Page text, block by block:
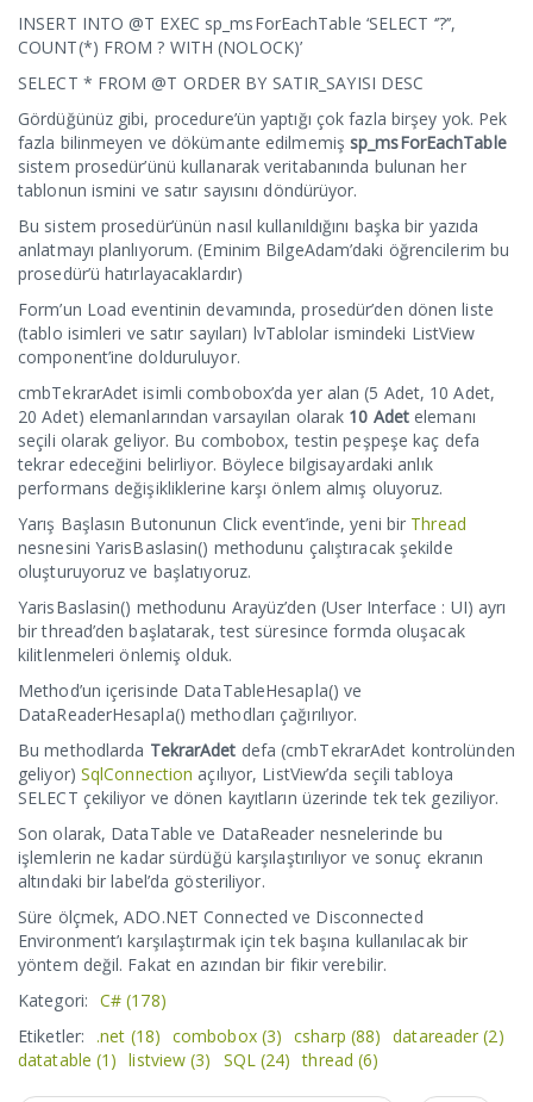
INSERT INTO @T EXEC sp_msForEachTable ‘SELECT ‘’?’’,
COUNT(*) FROM ? WITH (NOLOCK)’
SELECT * FROM @T ORDER BY SATIR_SAYISI DESC
Gördüğünüz gibi, procedure’ün yaptığı çok fazla birşey yok. Pek
fazla bilinmeyen ve dökümante edilmemişsp_msForEachTable
sistem prosedür’ünü kullanarak veritabanında bulunan her
tablonun ismini ve satır sayısını döndürüyor.
Bu sistem prosedür’ünün nasıl kullanıldığını başka bir yazıda
anlatmayı planlıyorum. (Eminim BilgeAdam’daki öğrencilerim bu
prosedür’ü hatırlayacaklardır)
Form’un Load eventinin devamında, prosedür’den dönen liste
(tablo isimleri ve satır sayıları) lvTablolar ismindeki ListView
component’ine dolduruluyor.
cmbTekrarAdet isimli combobox’da yer alan (5 Adet, 10 Adet,
20 Adet) elemanlarından varsayılan olarak 10 Adetelemanı
seçili olarak geliyor. Bu combobox, testin peşpeşe kaç defa
tekrar edeceğini belirliyor. Böylece bilgisayardaki anlık
performans değişikliklerine karşı önlem almış oluyoruz.
Yarış Başlasın Butonunun Click event’inde, yeni bir Thread
nesnesini YarisBaslasin() methodunu çalıştıracak şekilde
oluşturuyoruz ve başlatıyoruz.
YarisBaslasin() methodunu Arayüz’den (User Interface : UI) ayrı
bir thread’den başlatarak, test süresince formda oluşacak
kilitlenmeleri önlemiş olduk.
Method’un içerisinde DataTableHesapla() ve
DataReaderHesapla() methodları çağırılıyor.
Bu methodlarda TekrarAdet defa (cmbTekrarAdet kontrolünden
geliyor) SqlConnection açılıyor, ListView’da seçili tabloya
SELECT çekiliyor ve dönen kayıtların üzerinde tek tek geziliyor.
Son olarak, DataTable ve DataReader nesnelerinde bu
işlemlerin ne kadar sürdüğü karşılaştırılıyor ve sonuç ekranın
altındaki bir label’da gösteriliyor.
Süre ölçmek, ADO.NET Connected ve Disconnected
Environment’ı karşılaştırmak için tek başına kullanılacak bir
yöntem değil. Fakat en azından bir fikir verebilir.
Kategori: C#(178)
Etiketler:
.net (18) combobox (3) csharp (88) datareader(2)
datatable (1) listview(3) SQL (24) thread(6)